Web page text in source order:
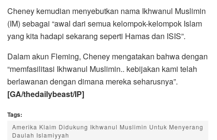
Cheney kemudian menyebutkan nama Ikhwanul Muslimin
(IM) sebagai “awal dari semua kelompok-kelompok Islam
yang kita hadapi sekarang seperti Hamas dan ISIS”.
Dalam akun Fleming, Cheney mengatakan bahwa dengan
“memfasilitasi Ikhwanul Muslimin.. kebijakan kami telah
berlawanan dengan dimana mereka seharusnya”.
[GA/thedailybeast/IP]
Tags:
Amerika Klaim Didukung Ikhwanul Muslimin Untuk Menyerang
Daulah Islamiyyah